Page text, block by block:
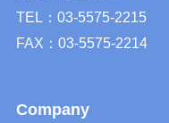
TEL：03-5575-2215
FAX：03-5575-2214
Company